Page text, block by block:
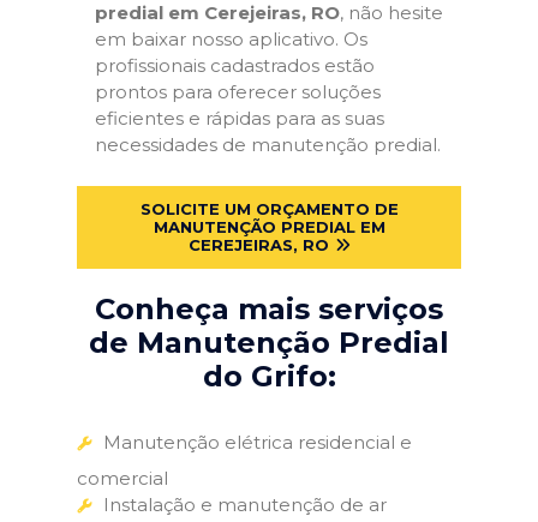
predial em Cerejeiras, RO, não hesite
em baixar nosso aplicativo. Os
profissionais cadastrados estão
prontos para oferecer soluções
eficientes e rápidas para as suas
necessidades de manutenção predial.
SOLICITE UM ORÇAMENTO DE
MANUTENÇÃO PREDIAL EM
CEREJEIRAS, RO
Conheça mais serviços
de Manutenção Predial
do Grifo:
Manutenção elétrica residencial e
comercial
Instalação e manutenção de ar